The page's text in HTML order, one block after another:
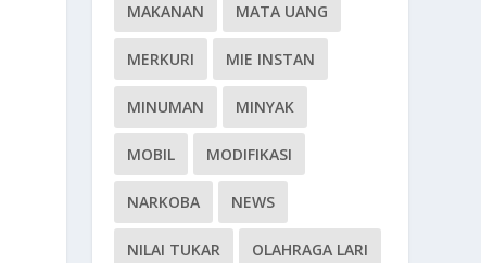
MAKANAN MATA UANG
MERKURI MIE INSTAN
MINUMAN MINYAK
MOBIL MODIFIKASI
NARKOBA NEWS
NILAI TUKAR OLAHRAGA LARI